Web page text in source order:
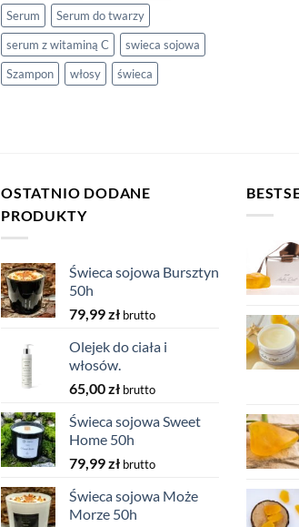
Serum
Serum do twarzy
serum z witaminą C
swieca sojowa
Szampon
włosy świeca
OSTATNIO DODANE
PRODUKTY
Świeca sojowa Bursztyn
50h
79,99zł brutto
Olejek do ciała i
włosów.
65,00zł brutto
Świeca sojowa Sweet
Home 50h
79,99zł brutto
Świeca sojowa Może
Morze 50h